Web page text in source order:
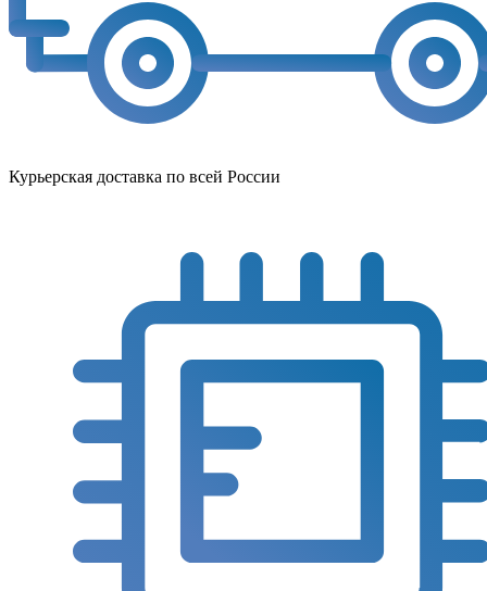
Курьерская доставка по всей России